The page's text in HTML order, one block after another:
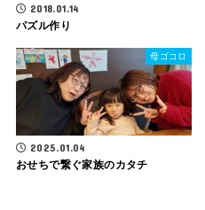
2018.01.14
パズル作り
母ゴコロ
2025.01.04
おせちで繋ぐ家族のカタチ